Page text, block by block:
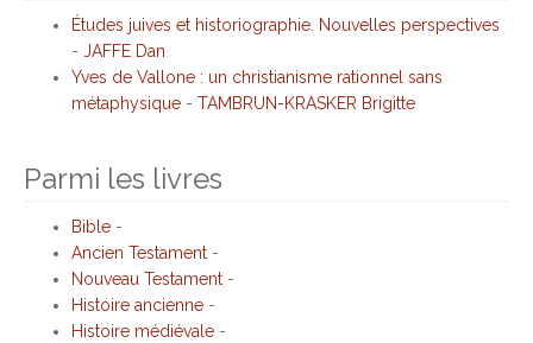
Études juives et historiographie. Nouvelles perspectives
- JAFFE Dan
Yves de Vallone : un christianisme rationnel sans
métaphysique - TAMBRUN-KRASKER Brigitte
Parmi les livres
Bible -
Ancien Testament -
Nouveau Testament -
Histoire ancienne -
Histoire médiévale -